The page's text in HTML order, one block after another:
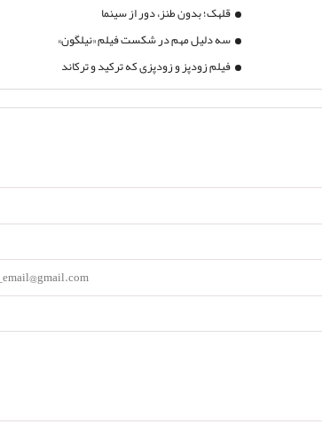
قلهک؛ بدون طنز، دور از سینما
سه دلیل مهم در شکست فیلم «نیلگون»
فیلم زودپز و زودپزی که ترکید و ترکاند